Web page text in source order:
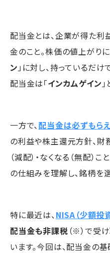
配当金とは、企業が得た
金のこと。株価の値上がり
ン 」に対し、持っているだ
配当金は「インカムゲイン
一方で、配当金は必ずもら
の利益や株主還元方針、財
（減配）・なくなる（無配）
の仕組みを理解し、銘柄を
特に最近は、NISA（少額投
配当金も非課税 （※）で受
います。今回は、配当金の